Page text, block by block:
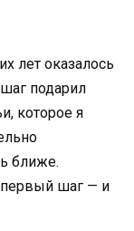
лет оказалось
подарил
которое я
ближе.
первый шаг — и